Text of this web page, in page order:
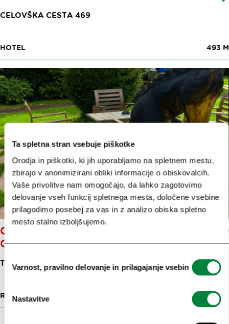
Ta spletna stran vsebuje piškotke
Orodja in piškotki, ki jih uporabljamo na spletnem mestu,
zbirajo v anonimizirani obliki informacije o obiskovalcih.
Vaše privolitve nam omogočajo, da lahko zagotovimo
delovanje vseh funkcij spletnega mesta, določene vsebine
prilagodimo posebej za vas in z analizo obiska spletno
mesto stalno izboljšujemo.
soglasja
Varnost, pravilno delovanje in prilagajanje vsebin
Nastavitve
CELOVŠKA CESTA 469
HOTEL 493 M
GOSTILNICA IN PIZZERIA KAVAL
CLUB
TACENSKA CESTA 95
RESTAVRACIJE IN GOSTILNE 1.3 KM